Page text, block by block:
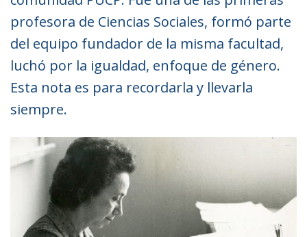
profesora de Ciencias Sociales, formó parte
del equipo fundador de la misma facultad,
luchó por la igualdad, enfoque de género.
Esta nota es para recordarla y llevarla
siempre.